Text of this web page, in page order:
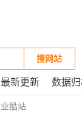
搜网站
最新更新 数据
酷站